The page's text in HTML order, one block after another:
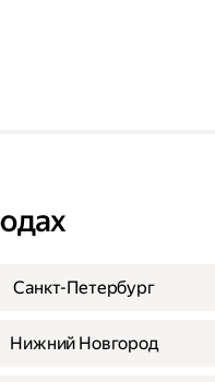
Санкт-Петербург
Нижний Новгород